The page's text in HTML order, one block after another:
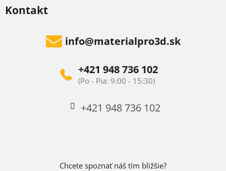
Kontakt
info@materialpro3d.sk
+421 948 736 102
+421 948 736 102
Chcete spoznať náš tím bližšie?